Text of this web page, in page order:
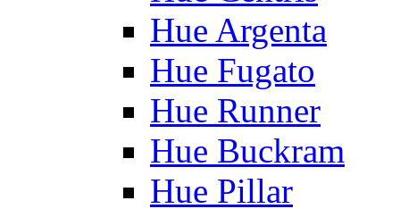
Hue Argenta
Hue Fugato
Hue Runner
Hue Buckram
Hue Pillar